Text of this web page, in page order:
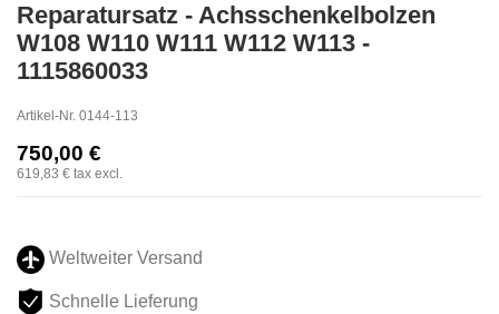
Reparatursatz - Achsschenkelbolzen
W108 W110 W111 W112 W113 -
1115860033
Artikel-Nr. 0144-113
750,00 €
619,83 € tax excl.
Weltweiter Versand
Schnelle Lieferung